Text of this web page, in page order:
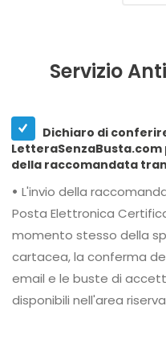
Servizio
Dichiaro di
LetteraSenzaBusta.com per anticipare copia
della raccomandata
• L'invio della
Posta Elettronica
momento stesso della spedizione della raccomandata
cartacea, la conferma
email e le buste di